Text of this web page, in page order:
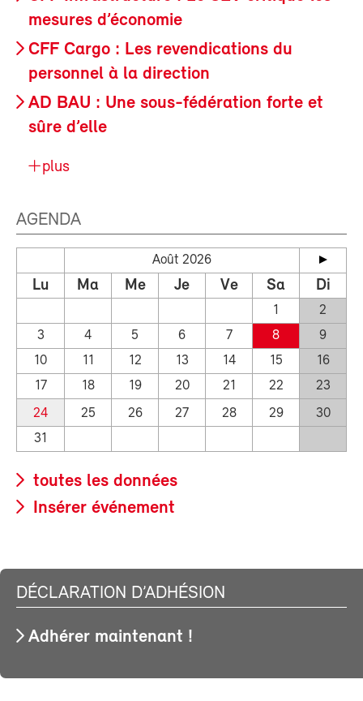
mesures d’économie
CFF Cargo : Les revendications du
personnel à la direction
AD BAU : Une sous-fédération forte et
sûre d’elle
plus
AGENDA
Août 2026
Lu Ma Me Je Ve Sa Di
1
2
3
4 5 6 7 8
9
10
11 12 13 14 15
16
17
18 19 20 21 22
23
24
25 26 27 28 29
30
31
toutes les données
Insérer événement
DÉCLARATION D’ADHÉSION
Adhérer maintenant !